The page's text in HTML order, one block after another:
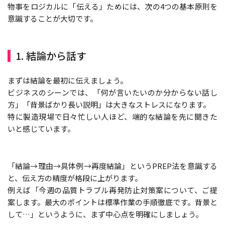
物事をロジカルに「伝える」ためには、次の4つの基本原則を
意識することが大切です。
1. 結論から話す
まずは結論を最初に伝えましょう。
ビジネスのシーンでは、「何が言いたいのか分からない話し
方」「背景ばかり長い説明」は大きなストレスになります。
特に製造現場で日々忙しい人ほど、端的な結論を先に聞きた
いと感じています。
「結論→理由→具体例→再度結論」というPREP法を意識する
と、伝え方の精度が格段に上がります。
例えば「今週の品質トラブル再発防止対策案について、ご提
案します。最大のポイントは標準作業の手順徹底です。背景と
して…」というように、まず中心点を明確にしましょう。